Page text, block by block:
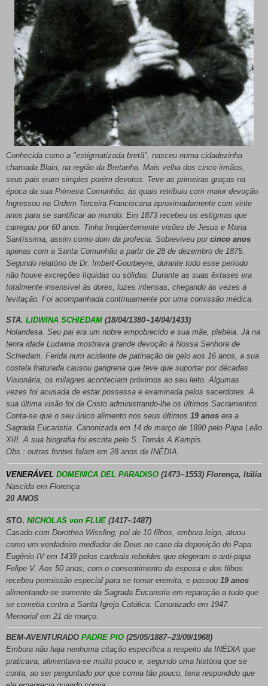
Conhecida como a "estigmatizada bretã", nasceu numa cidadezinha
chamada Blain, na região da Bretanha. Mais velha dos cinco irmãos,
seus pais eram simples porém devotos. Teve as primeiras graças na
época da sua Primeira Comunhão, às quais retribuiu com maior devoção.
Ingressou na Ordem Terceira Franciscana aproximadamente com vinte
anos para se santificar ao mundo. Em 1873 recebeu os estigmas que
carregou por 60 anos. Tinha freqüentemente visões de Jesus e Maria
Santíssima, assim como dom da profecia. Sobreviveu por cinco anos
apenas com a Santa Comunhão a partir de 28 de dezembro de 1875.
Segundo relatório de Dr. Imbert-Gourbeyre, durante todo esse período
não houve excreções líquidas ou sólidas. Durante as suas êxtases era
totalmente insensível às dores, luzes intensas, chegando às vezes à
levitação. Foi acompanhada contínuamente por uma comissão médica.
STA. LIDWINA SCHIEDAM (18/04/1380~14/04/1433)
Holandesa. Seu pai era um nobre empobrecido e sua mãe, plebéia. Já na
tenra idade Ludwina mostrava grande devoção à Nossa Senhora de
Schiedam. Ferida num acidente de patinação de gelo aos 16 anos, a sua
costela fraturada causou gangrena que teve que suportar por décadas.
Visionária, os milagres aconteciam próximos ao seu leito. Algumas
vezes foi acusada de estar possessa e examinada pelos sacerdotes. A
sua última visão foi de Cristo administrando-lhe os últimos Sacramentos.
Conta-se que o seu único alimento nos seus últimos 19 anos era a
Sagrada Eucaristia. Canonizada em 14 de março de 1890 pelo Papa Leão
XIII. A sua biografia foi escrita pelo S. Tomás A Kempis.
Obs.: outras fontes falam em 28 anos de INÉDIA.
VENERÁVEL DOMENICA DEL PARADISO (1473~1553) Florença, Itália
Nascida em Florença
20 ANOS
STO. NICHOLAS von FLUE (1417~1487)
Casado com Dorothea Wissling, pai de 10 filhos, embora leigo, atuou
como um verdadeiro mediador de Deus no caso da deposição do Papa
Eugênio IV em 1439 pelos cardeais rebeldes que elegeram o anti-papa
Felipe V. Aos 50 anos, com o consentimento da esposa e dos filhos
recebeu permissão especial para se tornar eremita, e passou 19 anos
alimentando-se somente da Sagrada Eucaristia em reparação a tudo que
se cometia contra a Santa Igreja Católica. Canonizado em 1947.
Memorial em 21 de março.
BEM-AVENTURADO PADRE PIO (25/05/1887~23/09/1968)
Embora não haja nenhuma citação específica a respeito da INÉDIA que
praticava, alimentava-se muito pouco e, segundo uma história que se
conta, ao ser perguntado por que comia tão pouco, teria respondido que